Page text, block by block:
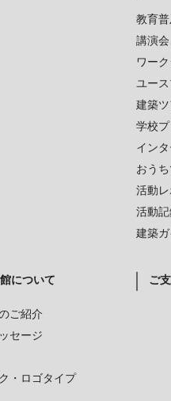
教育
講演
ワー
ユー
建築
学校
イン
おう
活動レ
活動
建築
について
ご紹介
セージ
・ロゴタイプ
ご